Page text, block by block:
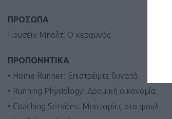
ΠΡΟΣΩΠΑ
Γιουσέιν Μπολτ: Ο κεραυνός
ΠΡΟΠΟΝΗΤΙΚΑ
• Home Runner: Eπιστρέψτε δυνατά
• Running Physiology: Δρομική οικονομία
• Coaching Services: Μπαταρίες στο φουλ